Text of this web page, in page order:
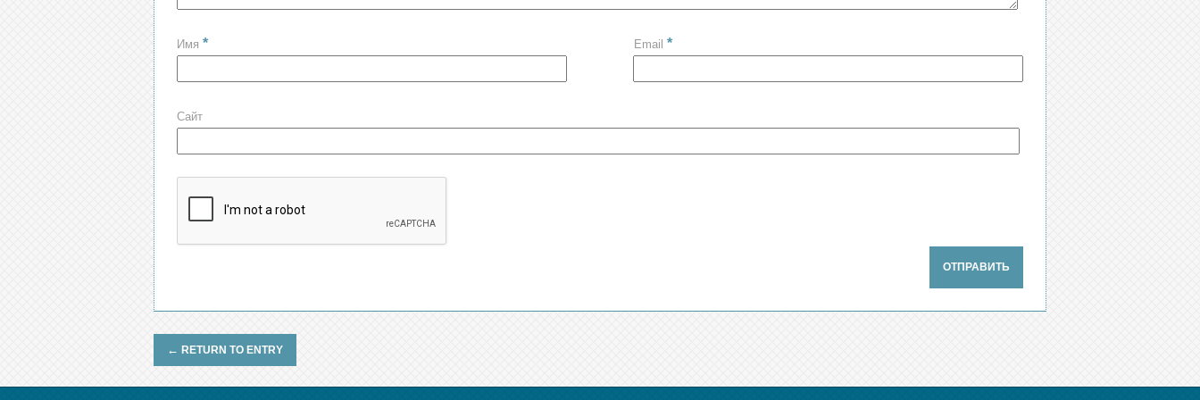
Имя * Email*
Сайт
← RETURN TO ENTRY